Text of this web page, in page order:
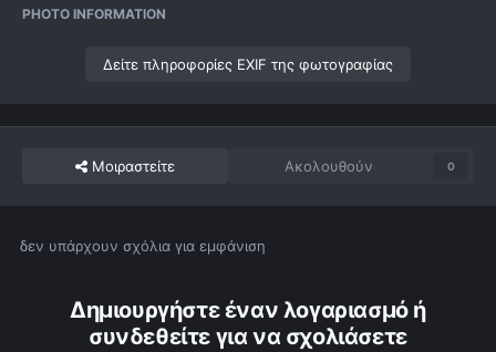
PHOTO INFORMATION
Δείτε πληροφορίες EXIF της φωτογραφίας
Μοιραστείτε Ακολουθούν 0
δεν υπάρχουν σχόλια για εμφάνιση
Δημιουργήστε έναν λογαριασμό ή
συνδεθείτε για να σχολιάσετε